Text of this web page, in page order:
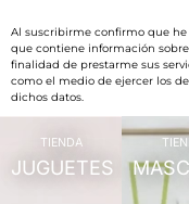
Al suscribirme confirmo que
que contiene información
finalidad de prestarme sus
como el medio de ejercer los
dichos datos.
TIENDA
JUGUETES